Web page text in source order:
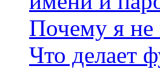
Почему я не
Что делает